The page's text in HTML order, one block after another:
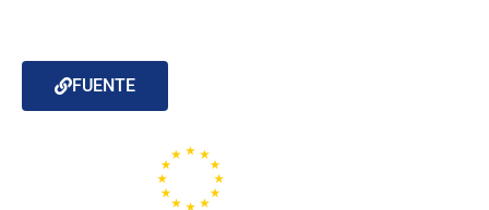
FUENTE